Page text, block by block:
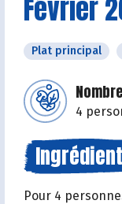
Février
Plat principal
4
Pour 4